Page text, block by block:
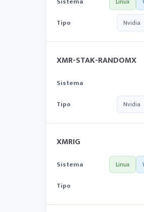
Tipo Nvidia
XMR-STAK-RANDOMX
Sistema
Tipo Nvidia
XMRIG
Sistema Linux
Tipo